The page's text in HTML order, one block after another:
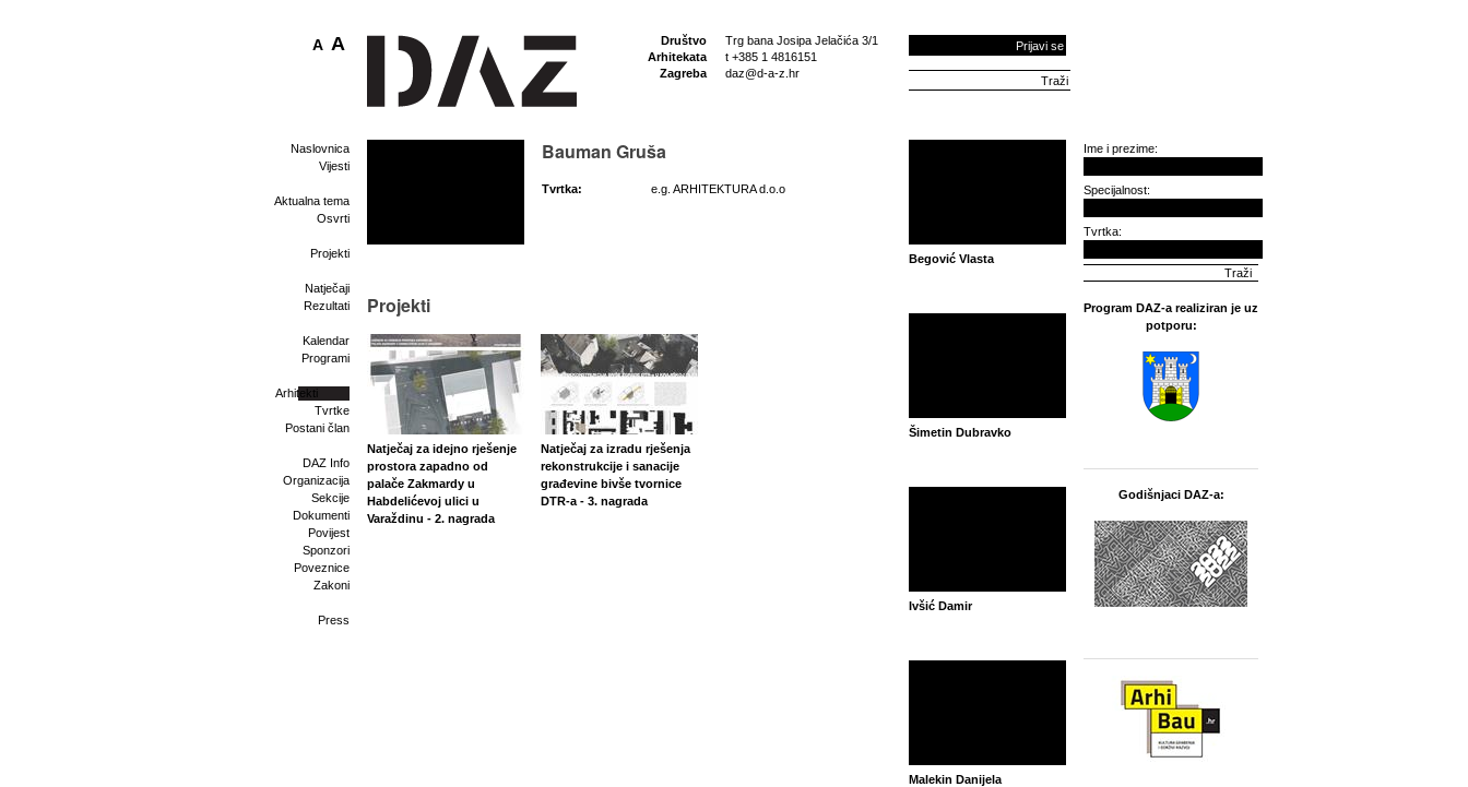
Društvo
Arhitekata
Zagreba
Trg bana Josipa Jelačića 3/1
t +385 1 4816151
daz@d-a-z.hr
Prijavi se
A A
Naslovnica
Vijesti
Aktualna tema
Osvrti
Projekti
Natječaji
Rezultati
Kalendar
Programi
Arhitekti
Tvrtke
Postani član
DAZ Info
Organizacija
Sekcije
Dokumenti
Povijest
Sponzori
Poveznice
Zakoni
Press
Bauman Gruša
Tvrtka: e.g. ARHITEKTURA d.o.o
Projekti
Natječaj za idejno rješenje
prostora zapadno od
palače Zakmardy u
Habdelićevoj ulici u
Varaždinu - 2. nagrada
Natječaj za izradu rješenja
rekonstrukcije i sanacije
građevine bivše tvornice
DTR-a - 3. nagrada
Begović Vlasta
Šimetin Dubravko
Ivšić Damir
Malekin Danijela
Ime i prezime:
Specijalnost:
Tvrtka:
Program DAZ-a realiziran je uz
potporu:
Godišnjaci DAZ-a: